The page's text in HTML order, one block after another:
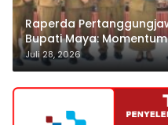
Raperda
Bupati Maya:
Juli 28, 2026